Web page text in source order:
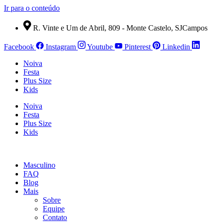
Ir para o conteúdo
R. Vinte e Um de Abril, 809 - Monte Castelo, SJCampos
Facebook Instagram Youtube Pinterest
Linkedin
Noiva
Festa
Plus Size
Kids
Noiva
Festa
Plus Size
Kids
Masculino
FAQ
Blog
Mais
Sobre
Equipe
Contato